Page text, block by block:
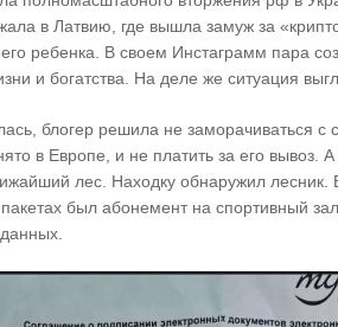
в Латвию, где вышла замуж за
ребенка. В своем Инстаграмм пара
и богатства. На деле же ситуация
блогер решила не заморачиваться с
в Европе, и не платить за его вывоз. А
лес. Находку обнаружил
был абонемент на спортивный